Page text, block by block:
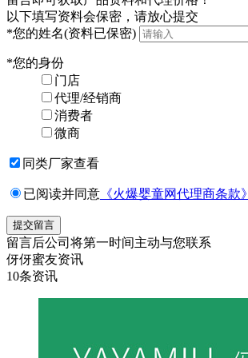
以下填写资料会保密，请放心提交
*您的姓名(资料已保密)
*您的身份
门店
代理/经销商
消费者
微商
同类厂家查看
已阅读并同意 《火爆婴童网代理商条款》
留言后公司将第一时间主动与您联系
伢伢蜜友资讯
10条资讯